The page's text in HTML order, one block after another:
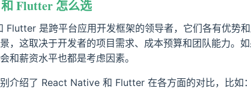
和 Flutter 怎么选
Flutter 是跨平台应用开发框架的领导者，它们各有优势
，这取决于开发者的项目需求、成本预算和团队能力。
和薪资水平也都是考虑因素。
介绍了 React Native 和 Flutter 在各方面的对比，比如